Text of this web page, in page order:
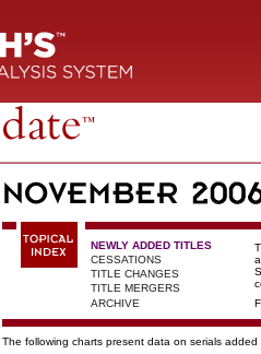
NEWLY ADDED TITLES
CESSATIONS
TITLE CHANGES
TITLE MERGERS
ARCHIVE
The following charts present data on serials